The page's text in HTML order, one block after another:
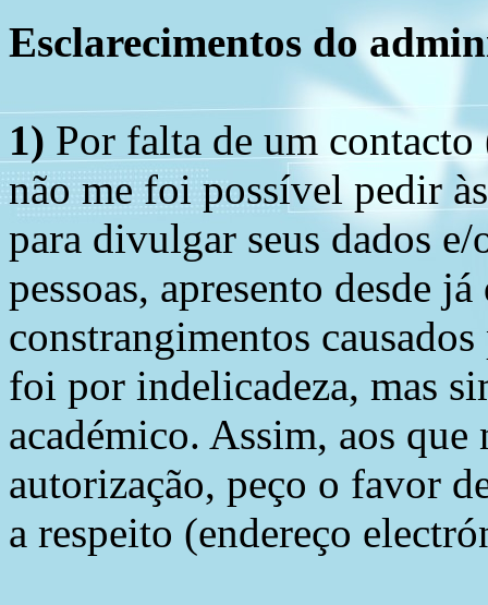
Esclarecimentos do
1) Por falta de um
não me foi possível pedir
para divulgar seus dados
pessoas, apresento desde
constrangimentos
foi por indelicadeza, mas
académico. Assim, aos
autorização, peço o favor
a respeito (endereço